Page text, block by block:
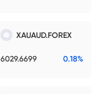
XAUAUD.FOREX
6029.6699 0.18%